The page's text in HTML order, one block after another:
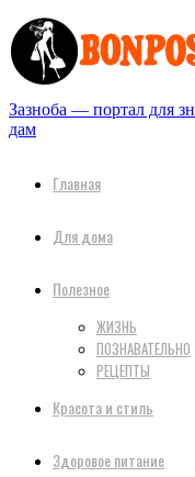
Зазноба — портал для
дам
Главная
Для дома
Полезное
ЖИЗНЬ
ПОЗНАВАТЕЛЬНО
РЕЦЕПТЫ
Красота и стиль
Здоровое питание